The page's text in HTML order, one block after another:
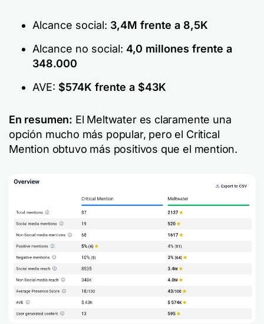
Alcance social: 3,4M frente a 8,5K
Alcance no social: 4,0 millones frente a
348.000
AVE: $574K frente a $43K
En resumen: El Meltwater es claramente una
opción mucho más popular, pero el Critical
Mention obtuvo más positivos que el mention.